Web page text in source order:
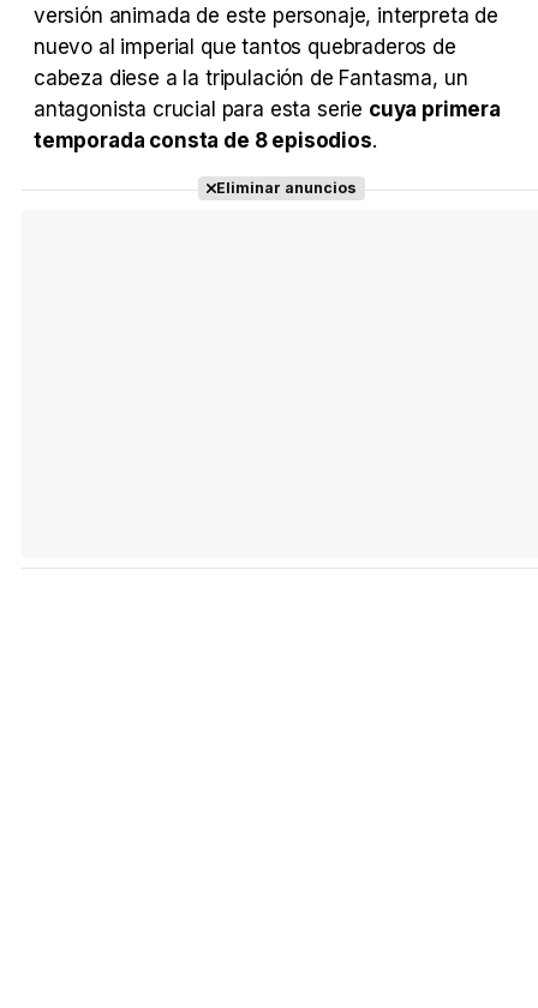
versión animada de este personaje, interpreta de
nuevo al imperial que tantos quebraderos de
cabeza diese a la tripulación de Fantasma, un
antagonista crucial para esta serie cuya primera
temporada consta de 8 episodios.
Eliminar anuncios